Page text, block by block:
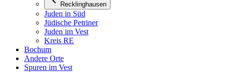
Recklinghausen
Juden in Süd
Jüdische Petriner
Juden im Vest
Kreis RE
Bochum
Andere Orte
Spuren im Vest